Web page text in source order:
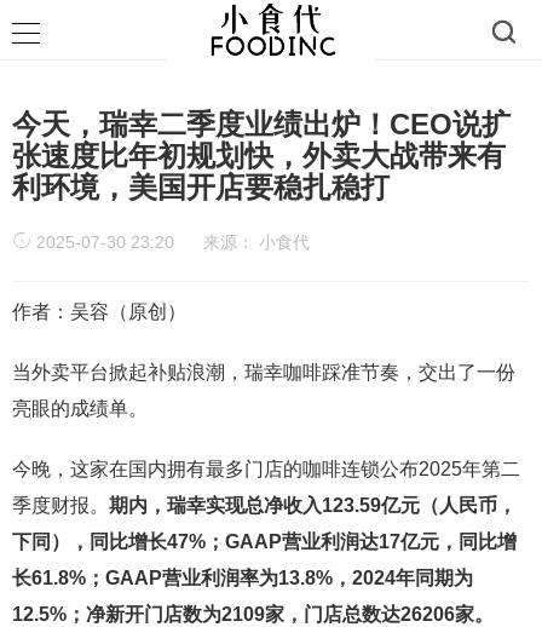
今天，瑞幸二季度业绩出炉！CEO说扩
张速度比年初规划快，外卖大战带来有
利环境，美国开店要稳扎稳打
2025-07-30 23:20 来源： 小食代
作者：吴容（原创）
当外卖平台掀起补贴浪潮，瑞幸咖啡踩准节奏，交出了一份
亮眼的成绩单。
今晚，这家在国内拥有最多门店的咖啡连锁公布2025年第二
季度财报。 期内，瑞幸实现总净收入123.59亿元（人民币，
下同），同比增长47%；GAAP营业利润达17亿元，同比增
长61.8%；GAAP营业利润率为13.8%，2024年同期为
12.5%；净新开门店数为2109家，门店总数达26206家。